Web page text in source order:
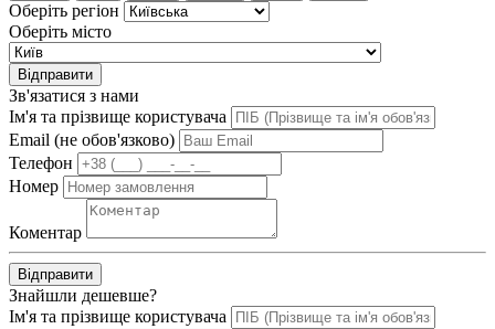
Оберіть регіон
Оберіть місто
Відправити
Зв'язатися з нами
Ім'я та прізвище користувача
Email (не обов'язково)
Телефон
Номер
Коментар
Відправити
Знайшли дешевше?
Ім'я та прізвище користувача